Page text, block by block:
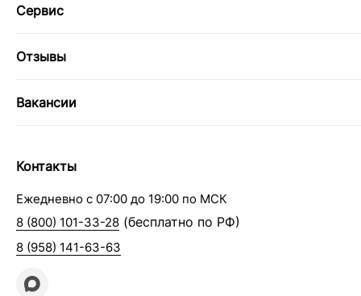
Сервис
Отзывы
Вакансии
Контакты
Ежедневно с 07:00 до 19:00 по МСК
8 (800) 101-33-28 (бесплатно по РФ)
8 (958) 141-63-63